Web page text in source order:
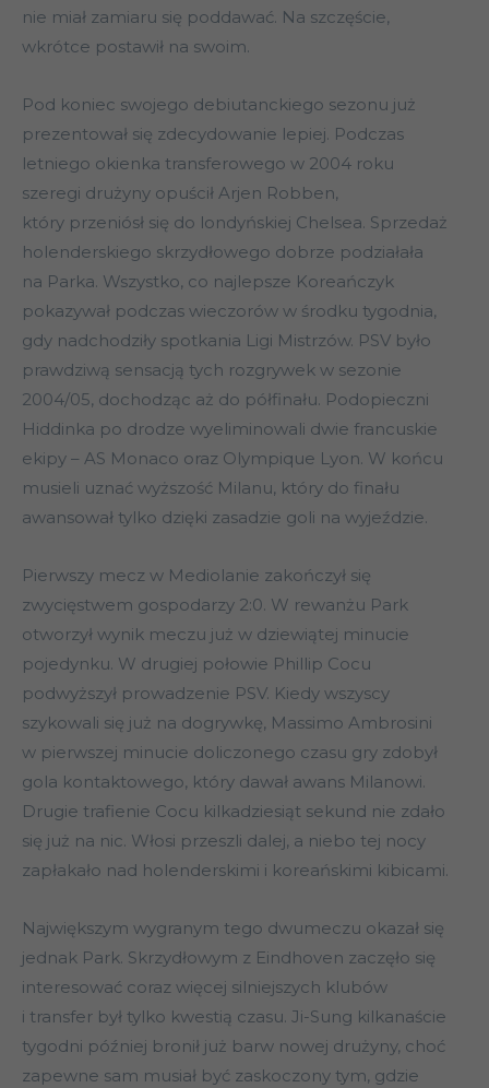
nie miał zamiaru się poddawać. Na szczęście,
wkrótce postawił na swoim.
Pod koniec swojego debiutanckiego sezonu już
prezentował się zdecydowanie lepiej. Podczas
letniego okienka transferowego w 2004 roku
szeregi drużyny opuścił Arjen Robben,
który przeniósł się do londyńskiej Chelsea. Sprzedaż
holenderskiego skrzydłowego dobrze podziałała
na Parka. Wszystko, co najlepsze Koreańczyk
pokazywał podczas wieczorów w środku tygodnia,
gdy nadchodziły spotkania Ligi Mistrzów. PSV było
prawdziwą sensacją tych rozgrywek w sezonie
2004/05, dochodząc aż do półfinału. Podopieczni
Hiddinka po drodze wyeliminowali dwie francuskie
ekipy – AS Monaco oraz Olympique Lyon. W końcu
musieli uznać wyższość Milanu, który do finału
awansował tylko dzięki zasadzie goli na wyjeździe.
Pierwszy mecz w Mediolanie zakończył się
zwycięstwem gospodarzy 2:0. W rewanżu Park
otworzył wynik meczu już w dziewiątej minucie
pojedynku. W drugiej połowie Phillip Cocu
podwyższył prowadzenie PSV. Kiedy wszyscy
szykowali się już na dogrywkę, Massimo Ambrosini
w pierwszej minucie doliczonego czasu gry zdobył
gola kontaktowego, który dawał awans Milanowi.
Drugie trafienie Cocu kilkadziesiąt sekund nie zdało
się już na nic. Włosi przeszli dalej, a niebo tej nocy
zapłakało nad holenderskimi i koreańskimi kibicami.
Największym wygranym tego dwumeczu okazał się
jednak Park. Skrzydłowym z Eindhoven zaczęło się
interesować coraz więcej silniejszych klubów
i transfer był tylko kwestią czasu. Ji-Sung kilkanaście
tygodni później bronił już barw nowej drużyny, choć
zapewne sam musiał być zaskoczony tym, gdzie